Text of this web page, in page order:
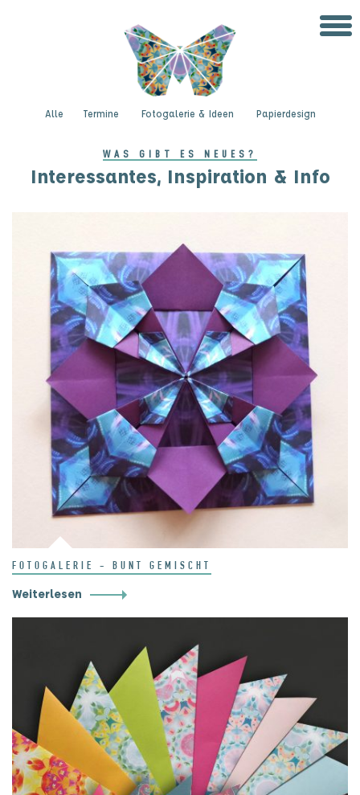
Alle Termine Fotogalerie & Ideen Papierdesign
WAS GIBT ES NEUES?
Interessantes, Inspiration & Info
FOTOGALERIE - BUNT GEMISCHT
Weiterlesen